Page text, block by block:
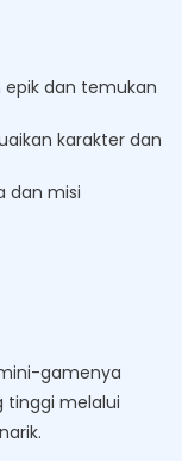
epik dan temukan
karakter dan
dan misi
gamenya
tinggi melalui